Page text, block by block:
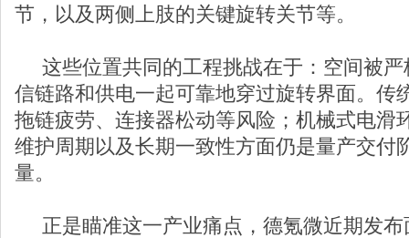
节，以及两侧上肢的关键旋转关节等。
这些位置共同的工程挑战在于：空间被严
信链路和供电一起可靠地穿过旋转界面。传
拖链疲劳、连接器松动等风险；机械式电滑
维护周期以及长期一致性方面仍是量产交付
量。
正是瞄准这一产业痛点，德氪微近期发布